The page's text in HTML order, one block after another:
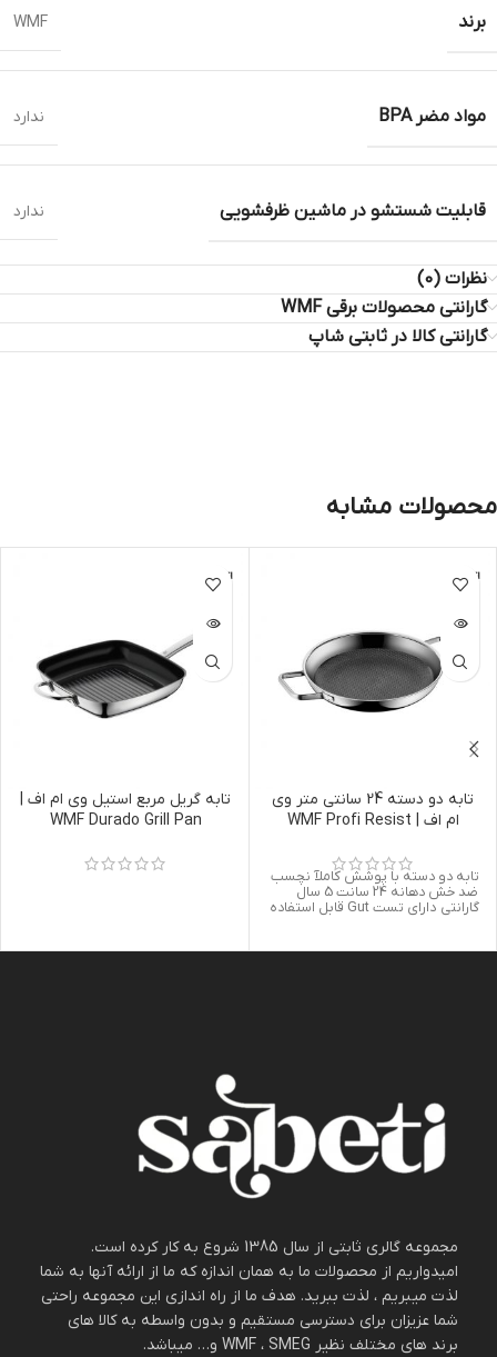
برند WMF
مواد مضر BPA ندارد
قابلیت شستشو در ماشین ظرفشویی ندارد
نظرات (0)
گارانتی محصولات برقی WMF
گارانتی کالا در ثابتی شاپ
محصولات مشابه
اتمام مو
جودی
تابه دو دسته 24 سانتی متر وی
ام اف | WMF Profi Resist
تابه دو دسته با پوشش کاملآ نچسب
ضد خش دهانه 24 سانت 5 سال
گارانتی دارای تست Gut قابل استفاده
اتمام مو
جودی
تابه گریل مربع استیل وی ام اف |
WMF Durado Grill Pan
مجموعه گالری ثابتی از سال 1385 شروع به کار کرده است.
امیدواریم از محصولات ما به همان اندازه که ما از ارائه آنها به شما
لذت میبریم ، لذت ببرید. هدف ما از راه اندازی این مجموعه راحتی
شما عزیزان برای دسترسی مستقیم و بدون واسطه به کالا های
برند های مختلف نظیر WMF ، SMEG و… میباشد.